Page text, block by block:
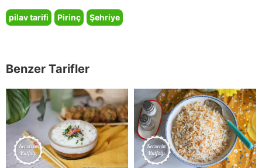
pilav tarifi Pirinç Şehriye
Benzer Tarifler